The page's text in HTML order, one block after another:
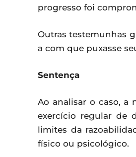
progresso foi
Outras testemunhas
a com que puxasse
Sentença
Ao analisar o caso, a
exercício regular de
limites da
físico ou psicológico.